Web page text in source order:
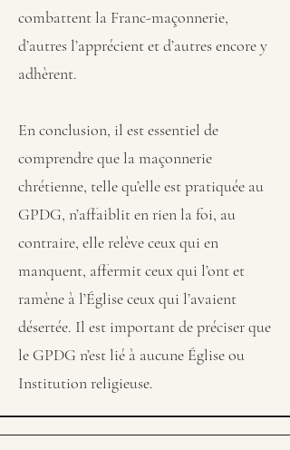
combattent la Franc-maçonnerie,
d’autres l’apprécient et d’autres encore y
adhèrent.
En conclusion, il est essentiel de
comprendre que la maçonnerie
chrétienne, telle qu’elle est pratiquée au
GPDG, n’affaiblit en rien la foi, au
contraire, elle relève ceux qui en
manquent, affermit ceux qui l’ont et
ramène à l’Église ceux qui l’avaient
désertée. Il est important de préciser que
le GPDG n’est lié à aucune Église ou
Institution religieuse.